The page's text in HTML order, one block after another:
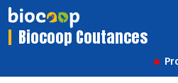
Biocoop Coutances